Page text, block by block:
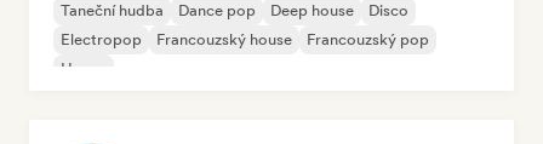
Taneční hudba Dance pop Deep house
Disco
Electropop
Francouzský house
Francouzský pop
House